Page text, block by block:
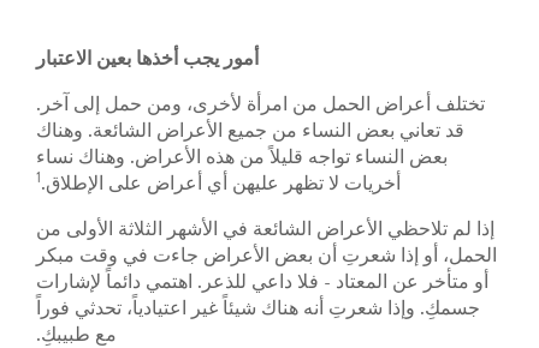
أمور يجب أخذها بعين الاعتبار
تختلف أعراض الحمل من امرأة لأخرى، ومن حمل إلى آخر.
قد تعاني بعض النساء من جميع الأعراض الشائعة. وهناك
بعض النساء تواجه قليلاً من هذه الأعراض. وهناك نساء
أخريات لا تظهر عليهن أي أعراض على الإطلاق.1
إذا لم تلاحظي الأعراض الشائعة في الأشهر الثلاثة الأولى من
الحمل، أو إذا شعرتِ أن بعض الأعراض جاءت في وقت مبكر
أو متأخر عن المعتاد - فلا داعي للذعر. اهتمي دائماً لإشارات
جسمكِ. وإذا شعرتِ أنه هناك شيئاً غير اعتيادياً، تحدثي فوراً
مع طبيبكِ.